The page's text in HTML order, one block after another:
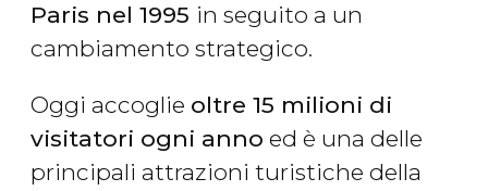
Paris nel 1995 in seguito a un
cambiamento strategico.
Oggi accoglie oltre 15 milioni di
visitatori ogni anno ed è una delle
principali attrazioni turistiche della